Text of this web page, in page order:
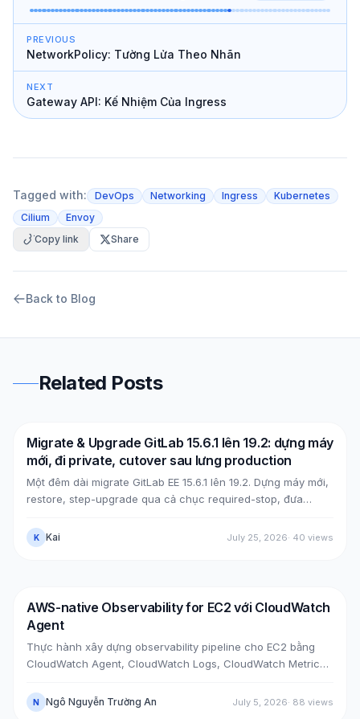
PREVIOUS
NetworkPolicy: Tường Lửa Theo Nhãn
NEXT
Gateway API: Kế Nhiệm Của Ingress
Tagged with: DevOps Networking Ingress
Kubernetes
Cilium
Envoy
Copy link
Share
Back to Blog
Related Posts
DevOps AWS
Migrate & Upgrade GitLab 15.6.1 lên 19.2: dựng máy
mới, đi private, cutover sau lưng production
Một đêm dài migrate GitLab EE 15.6.1 lên 19.2. Dựng máy mới,
restore, step-upgrade qua cả chục required-stop, đưa
PrivateLink + Transit Gateway), rồi cutover bằng split-
horizon DNS, tất cả mà không đụng máy cũ. Kèm các case
K Kai July 25, 2026· 40 views
DevOps AWS
AWS-native Observability for EC2 với CloudWatch
Agent
Thực hành xây dựng observability pipeline cho EC2 bằng
CloudWatch Agent, CloudWatch Logs, CloudWatch Metrics,
agent trên EC2 đã có sẵn và bootstrap agent ngay khi
launch EC2 mới.
N Ngô Nguyễn Trường An July 5, 2026· 88 views